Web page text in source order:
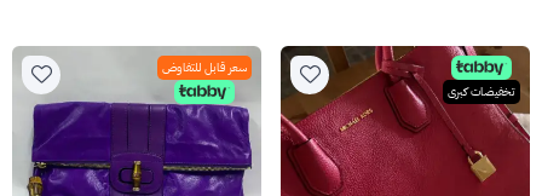
تخفيضات كبرى
سعر قابل للتفاوض